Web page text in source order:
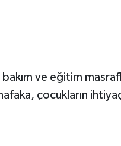
ve eğitim
çocukların